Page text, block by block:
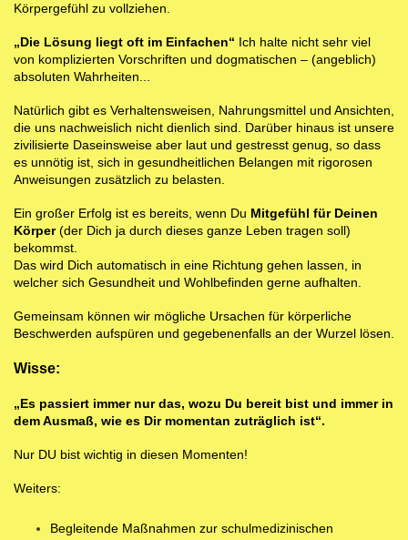
Körpergefühl zu vollziehen.
„Die Lösung liegt oft im Einfachen“ Ich halte nicht sehr viel
von komplizierten Vorschriften und dogmatischen – (angeblich)
absoluten Wahrheiten...
Natürlich gibt es Verhaltensweisen, Nahrungsmittel und Ansichten,
die uns nachweislich nicht dienlich sind. Darüber hinaus ist unsere
zivilisierte Daseinsweise aber laut und gestresst genug, so dass
es unnötig ist, sich in gesundheitlichen Belangen mit rigorosen
Anweisungen zusätzlich zu belasten.
Ein großer Erfolg ist es bereits, wenn Du Mitgefühl für Deinen
Körper(der Dich ja durch dieses ganze Leben tragen soll)
bekommst.
Das wird Dich automatisch in eine Richtung gehen lassen, in
welcher sich Gesundheit und Wohlbefinden gerne aufhalten.
Gemeinsam können wir mögliche Ursachen für körperliche
Beschwerden aufspüren und gegebenenfalls an der Wurzel lösen.
Wisse:
„Es passiert immer nur das, wozu Du bereit bist und immer in
dem Ausmaß, wie es Dir momentan zuträglich ist“.
Nur DU bist wichtig in diesen Momenten!
Weiters:
Begleitende Maßnahmen zur schulmedizinischen